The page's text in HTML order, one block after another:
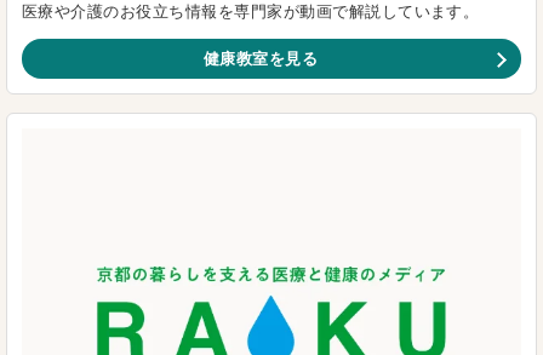
医療や介護のお役立ち情報を専門家が動画で解説しています。
健康教室を見る